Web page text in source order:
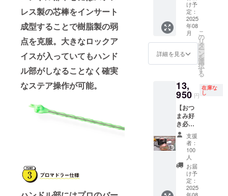
レス製の芯棒をインサート
成型することで樹脂製の弱
点を克服。大きなロックア
イスが入っていてもハンド
ル部がしなることなく確実
なステア操作が可能。
安量 4
粒） ・
内容
量：20
粒
（5.8g
） 原材
料及び
等の食
品表示
はお届
け商品
のラベ
ルに表
記され
ます。
商品開
封前に
は必ず
お届け
のリ
ターン
ショッ
プなど
にて一
般販売
開始予
定です
開始予
定です
支援に
より量
産効率
が向上
した場
売予定
価格が
もござ
います
2025年
8月頃か
らオン
ライン
ショッ
プなど
にて一
般販売
開始予
定です
ミナス
1本 ※リ
ターン
はすべ
て税・
送料込
みの金
状況、
使用部
給状
況、製
造工程
上の都
合等に
より出
荷時期
が遅れ
る場合
があり
ます ※
セッ
ト】
CAMPF
IRE限定
セッ
ト！ 通
常入手
が難し
務店
の“窒化
処理”を
施した
焚き火
台
「ROD
AN（ロ
ダン）
」。 お
しゃれ
なキャ
ンプ好
きに大
け予
定：
2025
年08
月
詳細を見る
こ
の
リ
タ
ー
ン
を
選
択
す
る
13,
950 円
在庫な
し
【おつ
まみ好
き必
見？！
カッコ
いい炭
火焼き
セット
第二
弾！】
CAMPF
支援
者：
100
人
お届
け予
定：
2025